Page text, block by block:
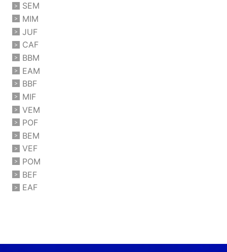
SEM
MIM
JUF
CAF
BBM
EAM
BBF
MIF
VEM
POF
BEM
VEF
POM
BEF
EAF